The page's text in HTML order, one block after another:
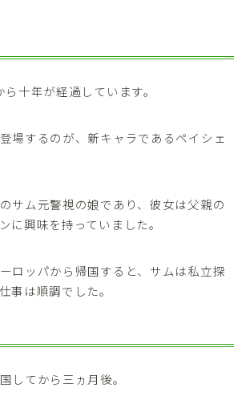
十年が経過しています。
場するのが、新キャラであるペイシェ
サム元警視の娘であり、彼女は父親の
に興味を持っていました。
ロッパから帰国すると、サムは私立探
事は順調でした。
してから三ヵ月後。